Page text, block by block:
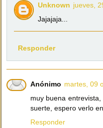
Unknown jueves,
Jajajaja...
Responder
Anónimo martes, 09
muy buena
suerte, espero verlo
Responder